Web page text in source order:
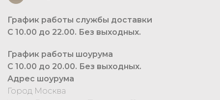
График работы службы доставки
С 10.00 до 22.00. Без выходных.
График работы шоурума
С 10.00 до 20.00. Без выходных.
Адрес шоурума
Город Москва